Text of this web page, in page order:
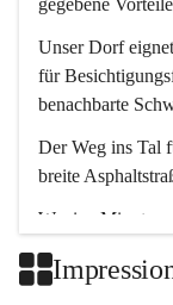
gegebene
Unser Dorf
für
benachbarte
Der Weg ins Tal
breite
Wenige Minuten